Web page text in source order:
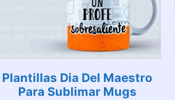
Plantillas Dia Del Maestro
Para Sublimar Mugs